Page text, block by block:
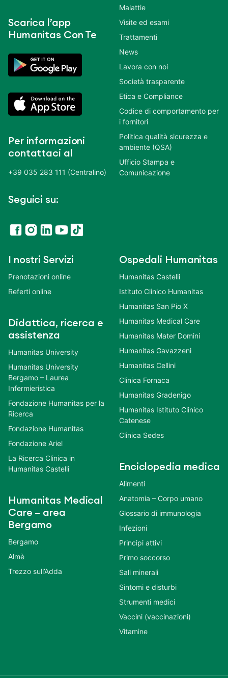
Scarica l’app
Humanitas Con Te
Per informazioni
contattaci al
+39 035 283 111 (Centralino)
Seguici su:
Malattie
Visite ed esami
Trattamenti
News
Lavora con noi
Società trasparente
Etica e Compliance
Codice di comportamento per
i fornitori
Politica qualità sicurezza e
ambiente (QSA)
Ufficio Stampa e
Comunicazione
I nostri Servizi
Prenotazioni online
Referti online
Didattica, ricerca e
assistenza
Humanitas University
Humanitas University
Bergamo – Laurea
Infermieristica
Fondazione Humanitas per la
Ricerca
Fondazione Humanitas
Fondazione Ariel
La Ricerca Clinica in
Humanitas Castelli
Humanitas Medical
Care – area
Bergamo
Bergamo
Almè
Trezzo sull’Adda
Ospedali Humanitas
Humanitas Castelli
Istituto Clinico Humanitas
Humanitas San Pio X
Humanitas Medical Care
Humanitas Mater Domini
Humanitas Gavazzeni
Humanitas Cellini
Clinica Fornaca
Humanitas Gradenigo
Humanitas Istituto Clinico
Catenese
Clinica Sedes
Enciclopedia medica
Alimenti
Anatomia – Corpo umano
Glossario di immunologia
Infezioni
Principi attivi
Primo soccorso
Sali minerali
Sintomi e disturbi
Strumenti medici
Vaccini (vaccinazioni)
Vitamine